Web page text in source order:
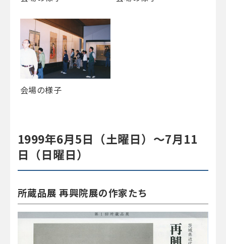
会場の様子
1999年6月5日（土曜日）～7月11
日（日曜日）
所蔵品展 再興院展の作家たち